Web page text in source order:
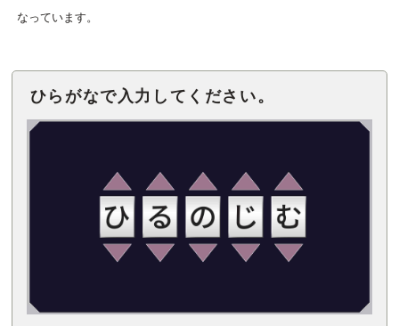
なっています。
ひらがなで入力してください。